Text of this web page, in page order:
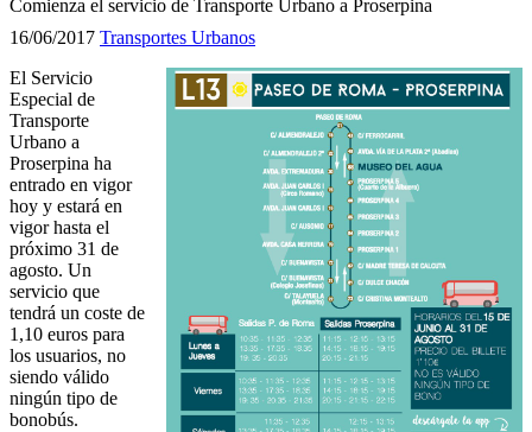
Comienza el servicio de Transporte Urbano a Proserpina
16/06/2017 Transportes Urbanos
El Servicio
Especial de
Transporte
Urbano a
Proserpina ha
entrado en vigor
hoy y estará en
vigor hasta el
próximo 31 de
agosto. Un
servicio que
tendrá un coste de
1,10 euros para
los usuarios, no
siendo válido
ningún tipo de
bonobús.